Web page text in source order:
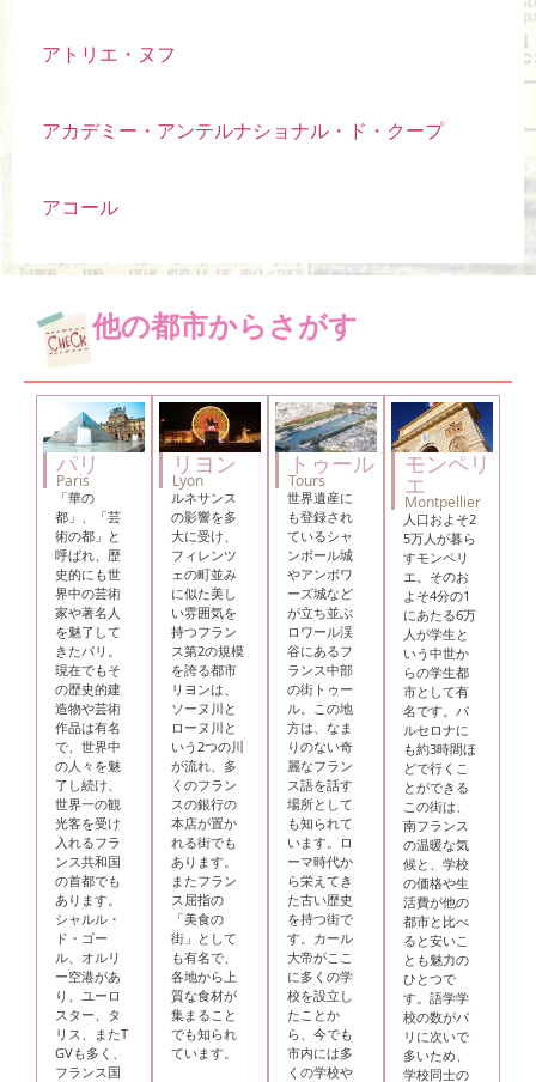
アトリエ・ヌフ
アカデミー・アンテルナショナル・ド・クープ
アコール
他の都市からさがす
パリ
Paris
「華の
都」、「芸
術の都」と
呼ばれ、歴
史的にも世
界中の芸術
家や著名人
を魅了して
きたパリ。
現在でもそ
の歴史的建
造物や芸術
作品は有名
で、世界中
の人々を魅
了し続け、
世界一の観
光客を受け
入れるフラ
ンス共和国
の首都でも
あります。
シャルル・
ド・ゴー
ル、オルリ
ー空港があ
り、ユーロ
スター、タ
リス、またT
GVも多く、
フランス国
リヨン
Lyon
ルネサンス
の影響を多
大に受け、
フィレンツ
ェの町並み
に似た美し
い雰囲気を
持つフラン
ス第2の規模
を誇る都市
リヨンは、
ソーヌ川と
ローヌ川と
いう2つの川
が流れ、多
くのフラン
スの銀行の
本店が置か
れる街でも
あります。
またフラン
ス屈指の
「美食の
街」として
も有名で、
各地から上
質な食材が
集まること
でも知られ
ています。
トゥール
Tours
世界遺産に
も登録され
ているシャ
ンボール城
やアンボワ
ーズ城など
が立ち並ぶ
ロワール渓
谷にあるフ
ランス中部
の街トゥー
ル。この地
方は、なま
りのない奇
麗なフラン
ス語を話す
場所として
も知られて
います。ロ
ーマ時代か
ら栄えてき
た古い歴史
を持つ街で
す。カール
大帝がここ
に多くの学
校を設立し
たことか
ら、今でも
市内には多
くの学校や
モンペリ
エ
Montpellier
人口およそ2
5万人が暮ら
すモンペリ
エ。そのお
よそ4分の1
にあたる6万
人が学生と
いう中世か
らの学生都
市として有
名です。バ
ルセロナに
も約3時間ほ
どで行くこ
とができる
この街は、
南フランス
の温暖な気
候と、学校
の価格や生
活費が他の
都市と比べ
ると安いこ
とも魅力の
ひとつで
す。語学学
校の数がパ
リに次いで
多いため、
学校同士の